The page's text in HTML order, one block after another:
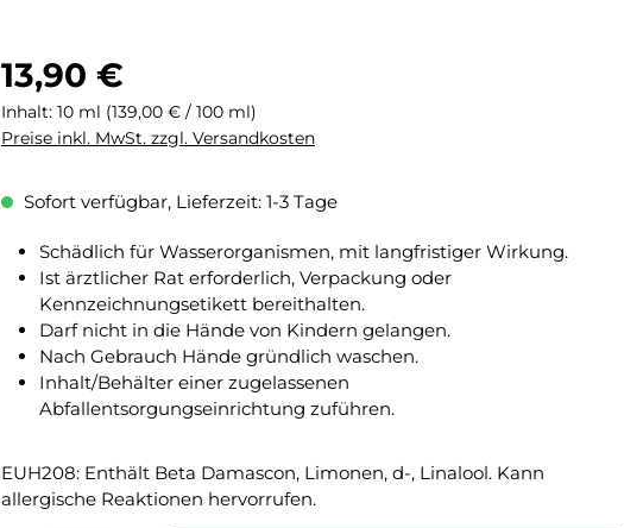
Regulärer Preis:
13,90 €
Inhalt: 10 ml (139,00 € / 100 ml)
Preise inkl. MwSt. zzgl. Versandkosten
Sofort verfügbar, Lieferzeit: 1-3 Tage
Schädlich für Wasserorganismen, mit langfristiger Wirkung.
Ist ärztlicher Rat erforderlich, Verpackung oder
Kennzeichnungsetikett bereithalten.
Darf nicht in die Hände von Kindern gelangen.
Nach Gebrauch Hände gründlich waschen.
Inhalt/Behälter einer zugelassenen
Abfallentsorgungseinrichtung zuführen.
EUH208: Enthält Beta Damascon, Limonen, d-, Linalool. Kann
allergische Reaktionen hervorrufen.